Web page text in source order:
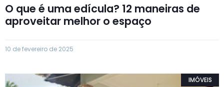
O que é uma edícula? 12 maneiras de
aproveitar melhor o espaço
10 de fevereiro de 2025
IMÓVEIS